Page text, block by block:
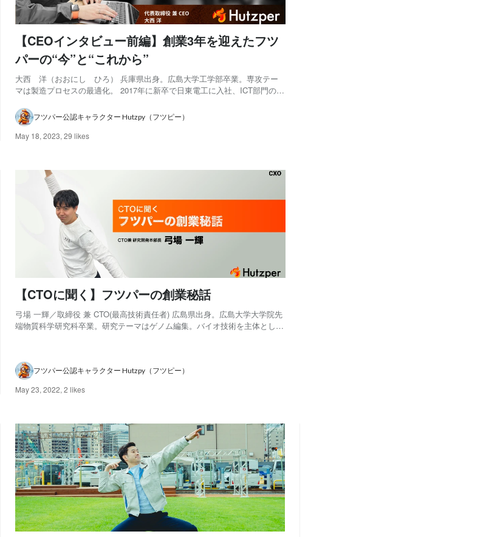
【CEOインタビュー前編】創業3年を迎えたフツ
パーの“今”と“これから”
大西 洋（おおにし ひろ） 兵庫県出身。広島大学工学部卒業。専攻テー
マは製造プロセスの最適化。 2017年に新卒で日東電工に入社、ICT部門の法
るも失敗。 その後工場向けAI/IoTベンチャーの事業開発グループリーダーを
経て、2020年4月にフ...
フツパー公認キャラクター Hutzpy（フツピー）
May 18, 2023, 29 likes
【CTOに聞く】フツパーの創業秘話
弓場 一輝／取締役 兼 CTO(最高技術責任者) 広島県出身。広島大学大学院先
端物質科学研究科卒業。研究テーマはゲノム編集。バイオ技術を主体とした
2020」登壇実績あり。 ...
フツパー公認キャラクター Hutzpy（フツピー）
May 23, 2022, 2 likes